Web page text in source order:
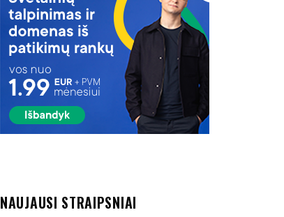
NAUJAUSI STRAIPSNIAI